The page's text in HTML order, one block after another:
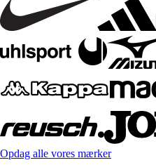
Opdag alle vores mærker